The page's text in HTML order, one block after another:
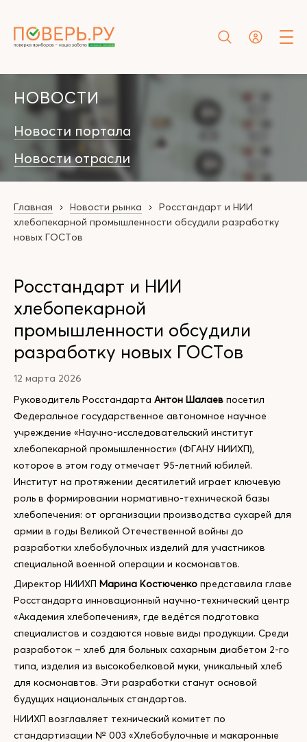
НОВОСТИ
Новости портала
Новости отрасли
Главная Новости рынка
Росстандарт и НИИ
хлебопекарной промышленности обсудили разработку
новых ГОСТов
Росстандарт и НИИ
хлебопекарной
промышленности обсудили
разработку новых ГОСТов
12 марта 2026
Руководитель Росстандарта Антон Шалаев посетил
Федеральное государственное автономное научное
учреждение «Научно-исследовательский институт
хлебопекарной промышленности» (ФГАНУ НИИХП),
которое в этом году отмечает 95-летний юбилей.
Институт на протяжении десятилетий играет ключевую
роль в формировании нормативно-технической базы
хлебопечения: от организации производства сухарей для
армии в годы Великой Отечественной войны до
разработки хлебобулочных изделий для участников
специальной военной операции и космонавтов.
Директор НИИХП Марина Костюченко представила главе
Росстандарта инновационный научно-технический центр
«Академия хлебопечения», где ведётся подготовка
специалистов и создаются новые виды продукции. Среди
разработок – хлеб для больных сахарным диабетом 2-го
типа, изделия из высокобелковой муки, уникальный хлеб
для космонавтов. Эти разработки станут основой
будущих национальных стандартов.
НИИХП возглавляет технический комитет по
стандартизации № 003 «Хлебобулочные и макаронные